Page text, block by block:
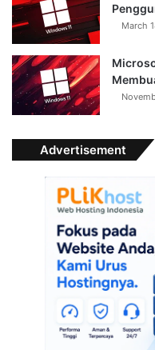
March
Advertisement